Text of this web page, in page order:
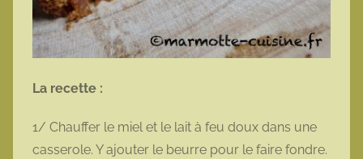
La recette :
1/ Chauffer le miel et le lait à feu doux dans une
casserole. Y ajouter le beurre pour le faire fondre.